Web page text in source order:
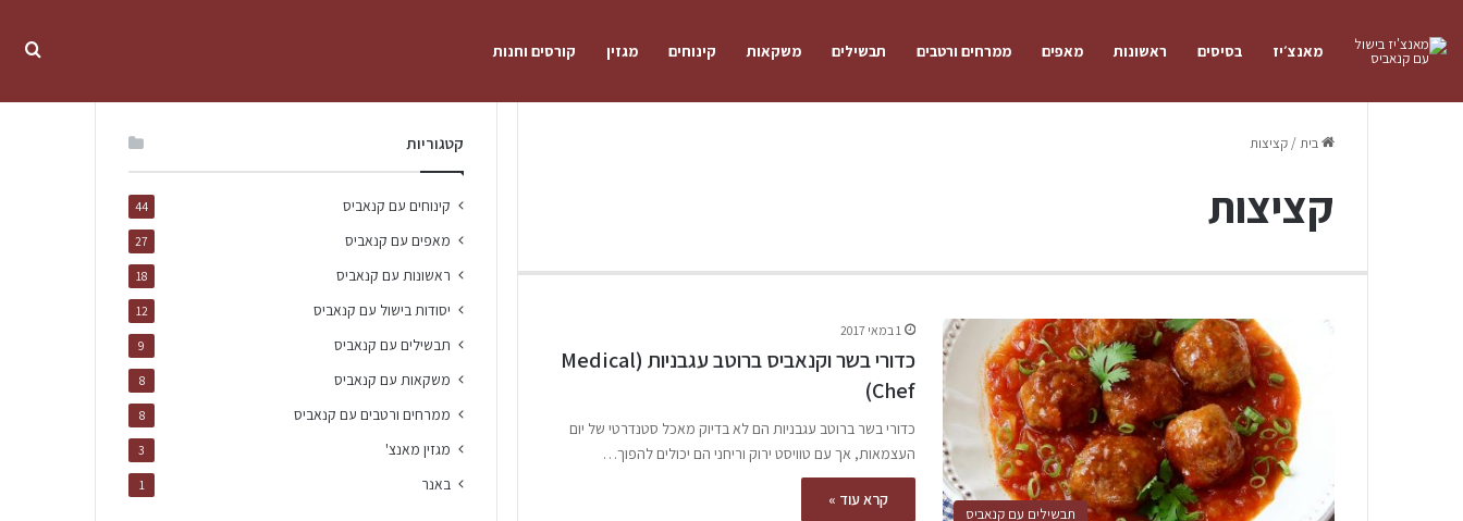
מאנצ׳יז בסיסים ראשונות מאפים ממרחים ורטבים תבשילים משקאות קינוחים מגזין קורסים וחנות
בית/ קציצות
קציצות
תבשילים עם קנאביס
1 במאי 2017
כדורי בשר וקנאביס ברוטב עגבניות (Medical
Chef)
כדורי בשר ברוטב עגבניות הם לא בדיוק מאכל סטנדרטי של יום
העצמאות, אך עם טוויסט ירוק וריחני הם יכולים להפוך…
קרא עוד »
קטגוריות
קינוחים עם קנאביס 44
מאפים עם קנאביס 27
ראשונות עם קנאביס 18
יסודות בישול עם קנאביס 12
תבשילים עם קנאביס 9
משקאות עם קנאביס 8
ממרחים ורטבים עם קנאביס 8
מגזין מאנצ' 3
באנר 1